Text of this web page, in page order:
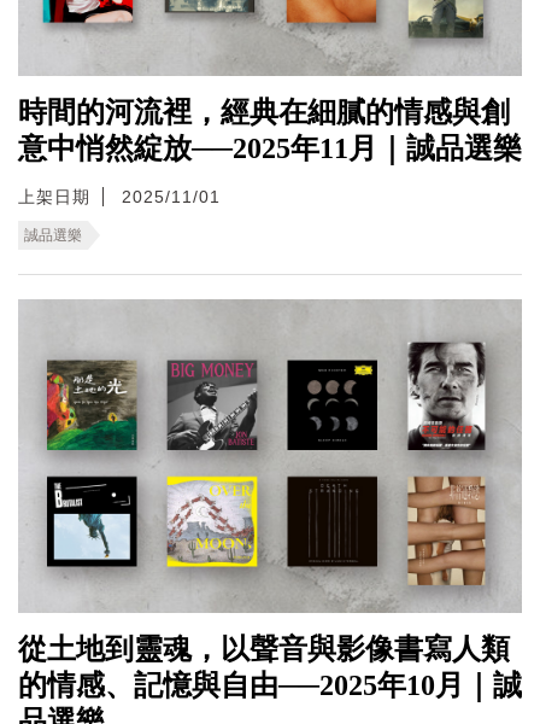
時間的河流裡，經典在細膩的情感與創
意中悄然綻放──2025年11月｜誠品選樂
上架日期 2025/11/01
誠品選樂
從土地到靈魂，以聲音與影像書寫人類
的情感、記憶與自由──2025年10月｜誠